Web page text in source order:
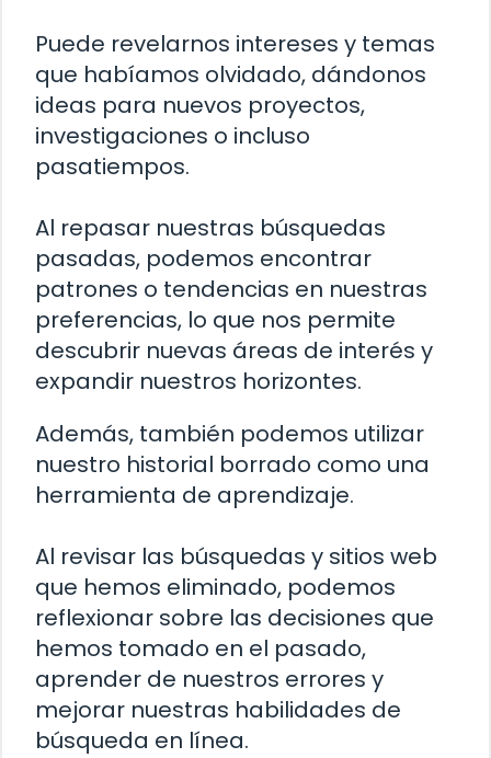
Puede revelarnos intereses y temas
que habíamos olvidado, dándonos
ideas para nuevos proyectos,
investigaciones o incluso
pasatiempos.
Al repasar nuestras búsquedas
pasadas, podemos encontrar
patrones o tendencias en nuestras
preferencias, lo que nos permite
descubrir nuevas áreas de interés y
expandir nuestros horizontes.
Además, también podemos utilizar
nuestro historial borrado como una
herramienta de aprendizaje.
Al revisar las búsquedas y sitios web
que hemos eliminado, podemos
reflexionar sobre las decisiones que
hemos tomado en el pasado,
aprender de nuestros errores y
mejorar nuestras habilidades de
búsqueda en línea.